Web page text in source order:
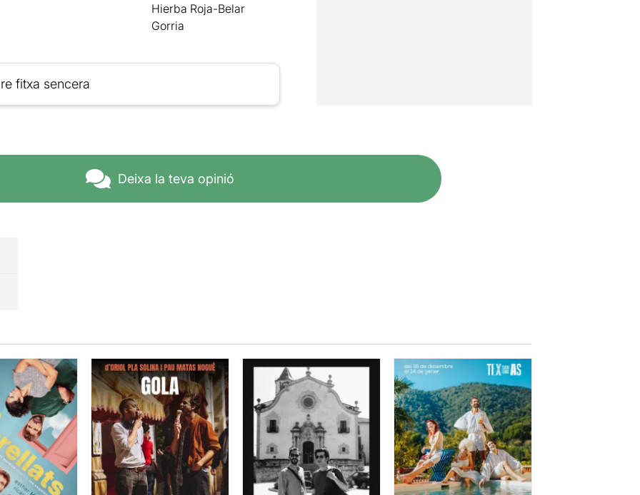
Hierba Roja-Belar
Gorria
fitxa sencera
Deixa la teva opinió